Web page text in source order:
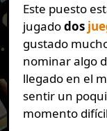
Este puesto
jugadodos
gustado
nominar algo
llegado en el
sentir un
momento